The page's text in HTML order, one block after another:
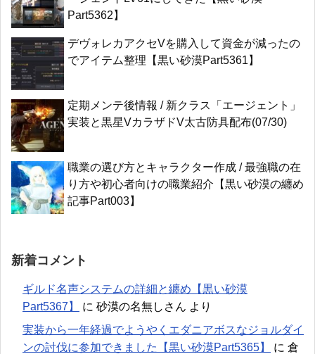
Part5362】
デヴォレカアクセVを購入して資金が減ったの
でアイテム整理【黒い砂漠Part5361】
定期メンテ後情報 / 新クラス「エージェント」
実装と黒星VカラザドV太古防具配布(07/30)
職業の選び方とキャラクター作成 / 最強職の在
り方や初心者向けの職業紹介【黒い砂漠の纏め
記事Part003】
新着コメント
ギルド名声システムの詳細と纏め【黒い砂漠
Part5367】
に 砂漠の名無しさん より
実装から一年経過でようやくエダニアボスなジョルダイ
ンの討伐に参加できました【黒い砂漠Part5365】
に 倉